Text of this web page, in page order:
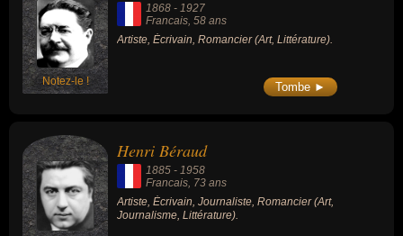
Notez-le !
1868 - 1927
Francais , 58 ans
Artiste, Écrivain, Romancier (Art, Littérature).
Tombe ►
Henri Béraud
1885 - 1958
Francais, 73 ans
Artiste, Écrivain, Journaliste, Romancier (Art,
Journalisme, Littérature).